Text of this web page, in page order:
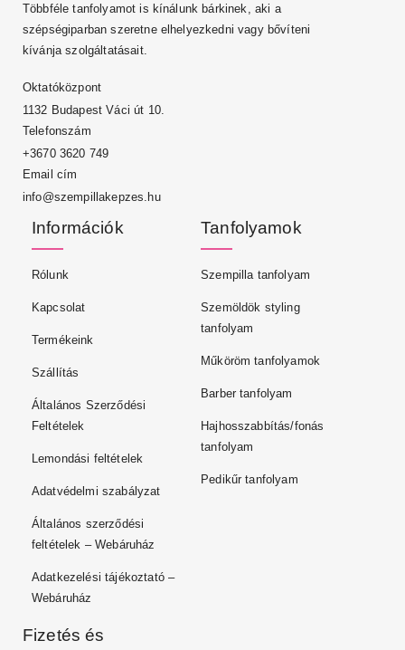
Többféle tanfolyamot is kínálunk bárkinek, aki a
szépségiparban szeretne elhelyezkedni vagy bővíteni
kívánja szolgáltatásait.
Oktatóközpont
1132 Budapest Váci út 10.
Telefonszám
+3670 3620 749
Email cím
info@szempillakepzes.hu
Információk
Rólunk
Kapcsolat
Termékeink
Szállítás
Általános Szerződési
Feltételek
Lemondási feltételek
Adatvédelmi szabályzat
Általános szerződési
feltételek – Webáruház
Adatkezelési tájékoztató –
Webáruház
Tanfolyamok
Szempilla tanfolyam
Szemöldök styling
tanfolyam
Műköröm tanfolyamok
Barber tanfolyam
Hajhosszabbítás/fonás
tanfolyam
Pedikűr tanfolyam
Fizetés és